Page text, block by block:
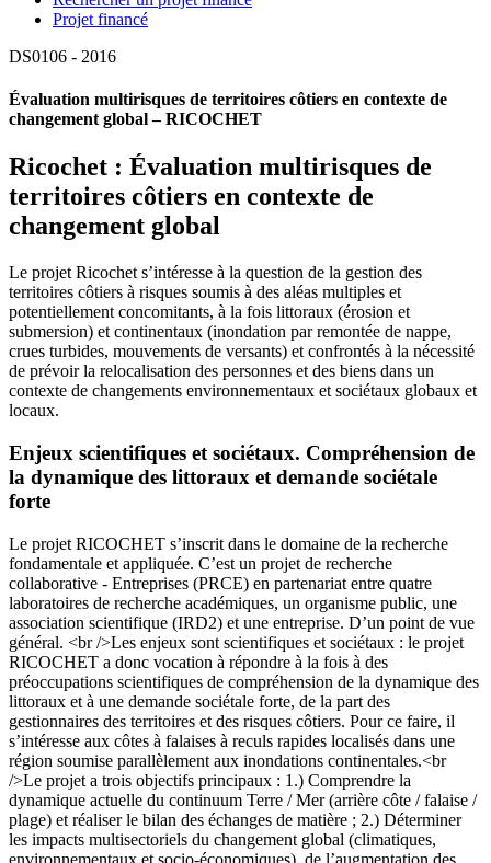
Projet financé
DS0106 - 2016
Évaluation multirisques de territoires côtiers en contexte de
changement global – RICOCHET
Ricochet : Évaluation multirisques de
territoires côtiers en contexte de
changement global
Le projet Ricochet s’intéresse à la question de la gestion des
territoires côtiers à risques soumis à des aléas multiples et
potentiellement concomitants, à la fois littoraux (érosion et
submersion) et continentaux (inondation par remontée de nappe,
crues turbides, mouvements de versants) et confrontés à la nécessité
de prévoir la relocalisation des personnes et des biens dans un
contexte de changements environnementaux et sociétaux globaux et
locaux.
Enjeux scientifiques et sociétaux. Compréhension de
la dynamique des littoraux et demande sociétale
forte
Le projet RICOCHET s’inscrit dans le domaine de la recherche
fondamentale et appliquée. C’est un projet de recherche
collaborative - Entreprises (PRCE) en partenariat entre quatre
laboratoires de recherche académiques, un organisme public, une
association scientifique (IRD2) et une entreprise. D’un point de vue
général. <br />Les enjeux sont scientifiques et sociétaux : le projet
RICOCHET a donc vocation à répondre à la fois à des
préoccupations scientifiques de compréhension de la dynamique des
littoraux et à une demande sociétale forte, de la part des
gestionnaires des territoires et des risques côtiers. Pour ce faire, il
s’intéresse aux côtes à falaises à reculs rapides localisés dans une
région soumise parallèlement aux inondations continentales.<br
/>Le projet a trois objectifs principaux : 1.) Comprendre la
dynamique actuelle du continuum Terre / Mer (arrière côte / falaise /
plage) et réaliser le bilan des échanges de matière ; 2.) Déterminer
les impacts multisectoriels du changement global (climatiques,
environnementaux et socio-économiques), de l’augmentation des